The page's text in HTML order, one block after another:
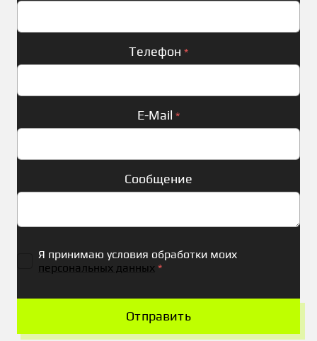
Телефон *
E-Mail *
Сообщение
Я принимаю условия обработки моих
персональных данных *
Отправить